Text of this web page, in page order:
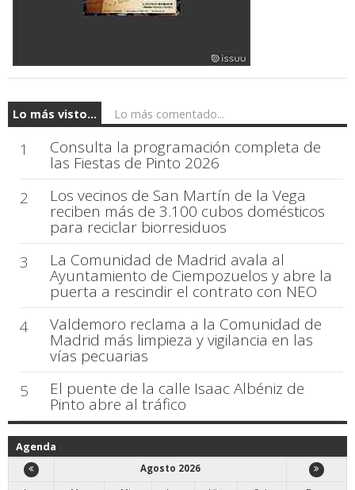
Lo más visto... Lo más comentado...
1 Consulta la programación completa de
las Fiestas de Pinto 2026
2
Los vecinos de San Martín de la Vega
reciben más de 3.100 cubos domésticos
para reciclar biorresiduos
3
La Comunidad de Madrid avala al
Ayuntamiento de Ciempozuelos y abre la
puerta a rescindir el contrato con NEO
4
Valdemoro reclama a la Comunidad de
Madrid más limpieza y vigilancia en las
vías pecuarias
5
El puente de la calle Isaac Albéniz de
Pinto abre al tráfico
Agenda
Agosto 2026